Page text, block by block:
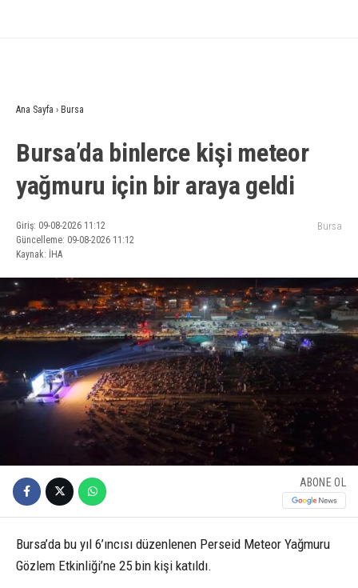
Ana Sayfa › Bursa
Bursa’da binlerce kişi meteor
yağmuru için bir araya geldi
Giriş: 09-08-2026 11:12
Güncelleme: 09-08-2026 11:12
Kaynak: İHA
Bursa
ABONE OL
Bursa’da bu yıl 6’ıncısı düzenlenen Perseid Meteor Yağmuru
Gözlem Etkinliği’ne 25 bin kişi katıldı.